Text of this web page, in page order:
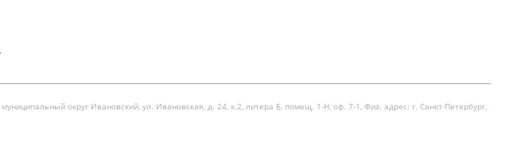
округ Ивановский, ул. Ивановская, д. 24, к.2, литера Б, помещ. 1-Н, оф. 7-1, Физ. адрес: г. Санкт-Петербург,